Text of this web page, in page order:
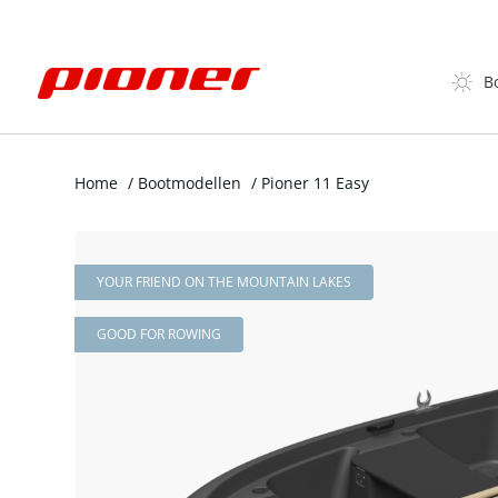
Home / Bootmodellen / Pioner 11 Easy
YOUR FRIEND ON THE MOUNTAIN LAKES
GOOD FOR ROWING